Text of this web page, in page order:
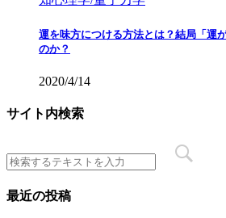
運を味方につける方法とは？結局「運
のか？
2020/4/14
サイト内検索
最近の投稿